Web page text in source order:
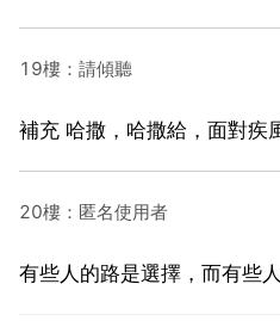
19樓：請傾聽
補充 哈撒，哈撒給，面對疾
20樓：匿名使用者
有些人的路是選擇，而有些